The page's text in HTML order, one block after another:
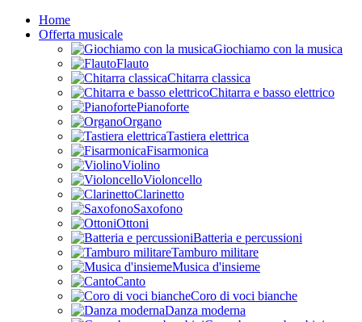
Home
Offerta musicale
Giochiamo con la musica
Flauto
Chitarra classica
Chitarra e basso elettrico
Pianoforte
Organo
Tastiera elettrica
Fisarmonica
Violino
Violoncello
Clarinetto
Saxofono
Ottoni
Batteria e percussioni
Tamburo militare
Musica d'insieme
Canto
Coro di voci bianche
Danza moderna